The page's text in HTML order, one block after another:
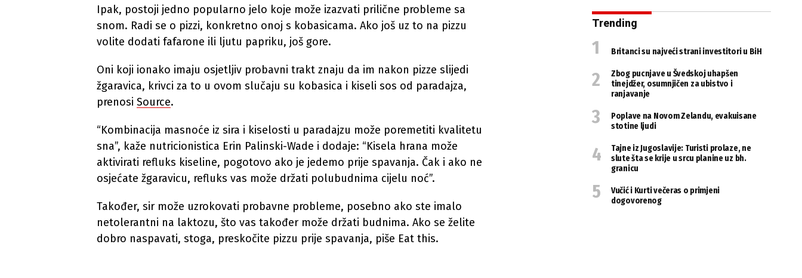
Ipak, postoji jedno popularno jelo koje može izazvati prilične probleme sa
snom. Radi se o pizzi, konkretno onoj s kobasicama. Ako još uz to na pizzu
volite dodati fafarone ili ljutu papriku, još gore.
Oni koji ionako imaju osjetljiv probavni trakt znaju da im nakon pizze slijedi
žgaravica, krivci za to u ovom slučaju su kobasica i kiseli sos od paradajza,
prenosi Source.
“Kombinacija masnoće iz sira i kiselosti u paradajzu može poremetiti kvalitetu
sna”, kaže nutricionistica Erin Palinski-Wade i dodaje: “Kisela hrana može
aktivirati refluks kiseline, pogotovo ako je jedemo prije spavanja. Čak i ako ne
osjećate žgaravicu, refluks vas može držati polubudnima cijelu noć”.
Također, sir može uzrokovati probavne probleme, posebno ako ste imalo
netolerantni na laktozu, što vas također može držati budnima. Ako se želite
dobro naspavati, stoga, preskočite pizzu prije spavanja, piše Eat this.
Trending
Britanci su najveći strani investitori u BiH
Zbog pucnjave u Švedskoj uhapšen
tinejdžer, osumnjičen za ubistvo i
ranjavanje
Poplave na Novom Zelandu, evakuisane
stotine ljudi
Tajne iz Jugoslavije: Turisti prolaze, ne
slute šta se krije u srcu planine uz bh.
granicu
Vučić i Kurti večeras o primjeni
dogovorenog